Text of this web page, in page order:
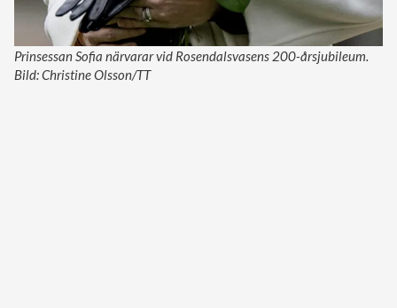
Prinsessan Sofia närvarar vid Rosendalsvasens 200-årsjubileum.
Bild: Christine Olsson/TT